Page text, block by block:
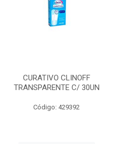
CURATIVO CLINOFF
TRANSPARENTE C/ 30UN
Código: 429392